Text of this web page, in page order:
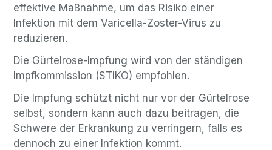
effektive Maßnahme, um das Risiko einer
Infektion mit dem Varicella-Zoster-Virus zu
reduzieren.
Die Gürtelrose-Impfung wird von der ständigen
Impfkommission (STIKO) empfohlen.
Die Impfung schützt nicht nur vor der Gürtelrose
selbst, sondern kann auch dazu beitragen, die
Schwere der Erkrankung zu verringern, falls es
dennoch zu einer Infektion kommt.